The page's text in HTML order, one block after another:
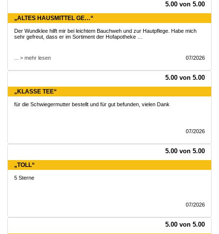
5.00 von 5.00
„ALTES HAUSMITTEL GE…“
Der Wundklee hilft mir bei leichtem Bauchweh und zur Hautpflege. Habe mich
sehr gefreut, dass er im Sortiment der Hofapotheke …
... > mehr lesen 07/2026
5.00 von 5.00
„KLASSE TEE“
für die Schwiegermutter bestellt und für gut befunden, vielen Dank
07/2026
5.00 von 5.00
„TOLL“
5 Sterne
07/2026
5.00 von 5.00